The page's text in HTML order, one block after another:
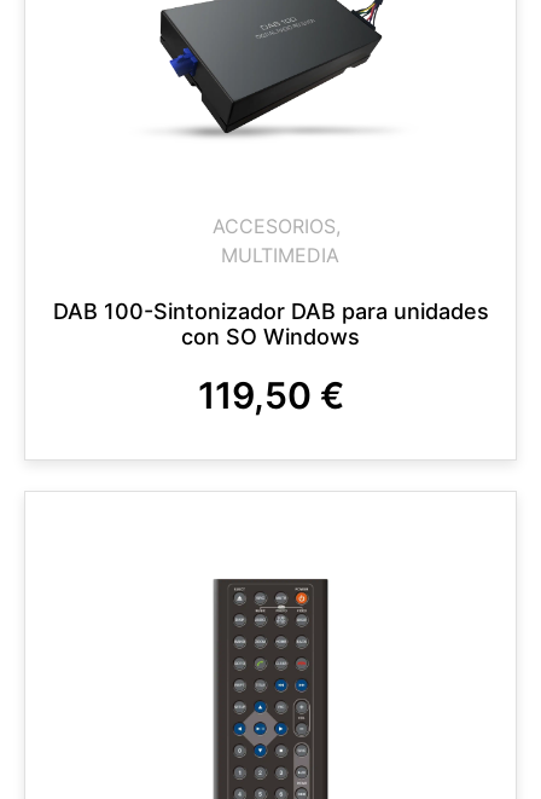
ACCESORIOS,
MULTIMEDIA
DAB 100-Sintonizador DAB para unidades
con SO Windows
119,50 €